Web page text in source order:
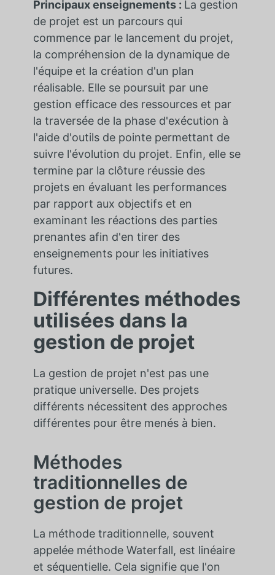
Principaux enseignements : La gestion
de projet est un parcours qui
commence par le lancement du projet,
la compréhension de la dynamique de
l'équipe et la création d'un plan
réalisable. Elle se poursuit par une
gestion efficace des ressources et par
la traversée de la phase d'exécution à
l'aide d'outils de pointe permettant de
suivre l'évolution du projet. Enfin, elle se
termine par la clôture réussie des
projets en évaluant les performances
par rapport aux objectifs et en
examinant les réactions des parties
prenantes afin d'en tirer des
enseignements pour les initiatives
futures.
Différentes méthodes
utilisées dans la
gestion de projet
La gestion de projet n'est pas une
pratique universelle. Des projets
différents nécessitent des approches
différentes pour être menés à bien.
Méthodes
traditionnelles de
gestion de projet
La méthode traditionnelle, souvent
appelée méthode Waterfall, est linéaire
et séquentielle. Cela signifie que l'on